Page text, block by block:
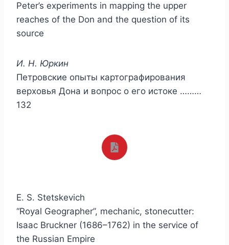
Peter’s experiments in mapping the upper
reaches of the Don and the question of its
source
И. Н. Юркин
Петровские опыты картографирования
верховья Дона и вопрос о его истоке ………
132
E. S. Stetskevich
“Royal Geographer”, mechanic, stonecutter:
Isaac Bruckner (1686–1762) in the service of
the Russian Empire